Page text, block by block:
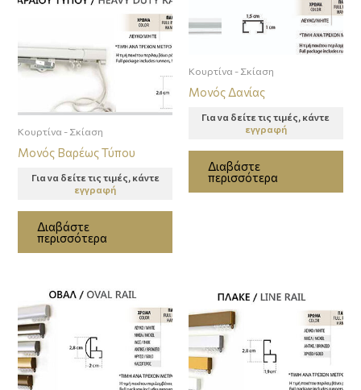
Κουρτίνα - Σκίαση
Μονός Βαρέως Τύπου
Για να δείτε τις τιμές, κάντε
εγγραφή
Διαβάστε
περισσότερα
Κουρτίνα - Σκίαση
Μονός Δανίας
Για να δείτε τις τιμές, κάντε
εγγραφή
Διαβάστε
περισσότερα